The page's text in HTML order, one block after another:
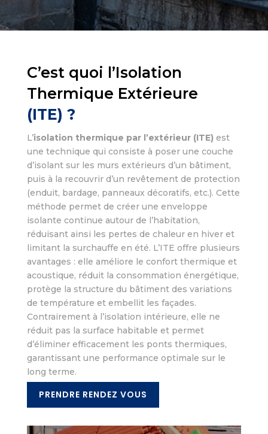
C’est quoi l’Isolation
Thermique Extérieure
(ITE) ?
L’isolation thermique par l’extérieur (ITE) est
une technique qui consiste à poser une couche
d’isolant sur les murs extérieurs d’un bâtiment,
puis à la recouvrir d’un revêtement de protection
(enduit, bardage, panneaux décoratifs, etc.). Cette
méthode permet de créer une enveloppe
isolante continue autour de l’habitation,
réduisant ainsi les pertes de chaleur en hiver et
limitant la surchauffe en été. L’ITE offre plusieurs
avantages : elle améliore le confort thermique et
acoustique, réduit la consommation énergétique,
protège la structure du bâtiment des variations
de température et embellit les façades.
Contrairement à l’isolation intérieure, elle ne
réduit pas la surface habitable et permet
d’éliminer efficacement les ponts thermiques,
garantissant une performance optimale sur le
long terme.
PRENDRE RENDEZ VOUS